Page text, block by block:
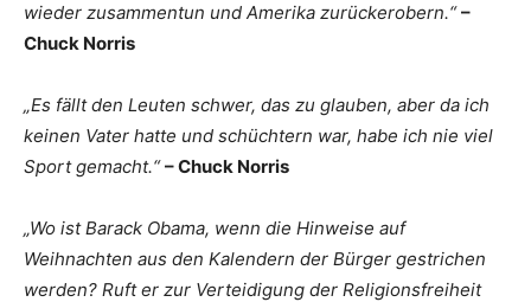
wieder zusammentun und Amerika zurückerobern.“–
Chuck Norris
„Es fällt den Leuten schwer, das zu glauben, aber da ich
keinen Vater hatte und schüchtern war, habe ich nie viel
Sport gemacht.“– Chuck Norris
„Wo ist Barack Obama, wenn die Hinweise auf
Weihnachten aus den Kalendern der Bürger gestrichen
werden? Ruft er zur Verteidigung der Religionsfreiheit